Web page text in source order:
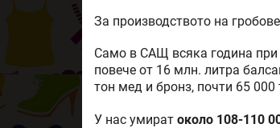
За производството на
Само в САЩ всяка година при
повече от 16 млн. литра
тон мед и бронз, почти 65 000
У нас умират около 108-110